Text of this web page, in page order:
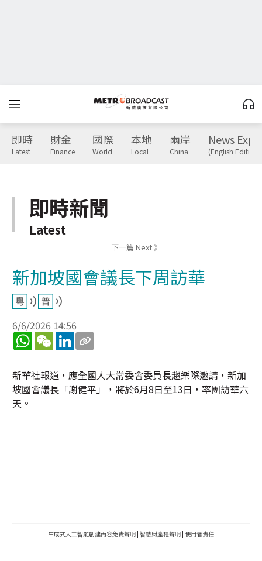
即時
Latest
財金
Finance
國際
World
本地
Local
兩岸
China
News
(English Edition)
即時新聞
Latest
下一篇 Next 》
新加坡國會議長下周訪華
6/6/2026 14:56
WhatsApp
WeChatLinkedIn
新華社報道，應全國人大常委會委員長趙樂際邀請，新加
坡國會議長「謝健平」，將於6月8日至13日，率團訪華六
天。
生成式人工智能創建內容免責聲明 | 智慧財產權聲明 | 使用者責任